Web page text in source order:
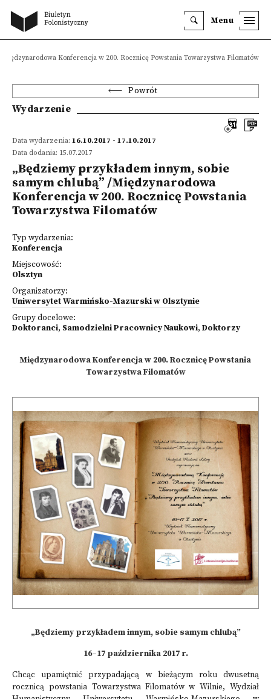
Menu
Konferencja w 200. Rocznicę Powstania Towarzystwa Filomatów
Powrót
Wydarzenie
Data wydarzenia: 16.10.2017 - 17.10.2017
Data dodania: 15.07.2017
„Będziemy przykładem innym, sobie
samym chlubą” /Międzynarodowa
Konferencja w 200. Rocznicę Powstania
Towarzystwa Filomatów
Typ wydarzenia:
Konferencja
Miejscowość:
Olsztyn
Organizatorzy:
Uniwersytet Warmińsko-Mazurski w Olsztynie
Grupy docelowe:
Doktoranci, Samodzielni Pracownicy Naukowi, Doktorzy
Międzynarodowa Konferencja w 200. Rocznicę Powstania
Towarzystwa Filomatów
„Będziemy przykładem innym, sobie samym chlubą”
16–17 października 2017 r.
Chcąc upamiętnić przypadającą w bieżącym roku dwusetną
rocznicą powstania Towarzystwa Filomatów w Wilnie, Wydział